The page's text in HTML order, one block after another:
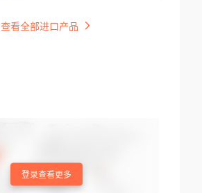
查看全部进口产品
登录查看更多